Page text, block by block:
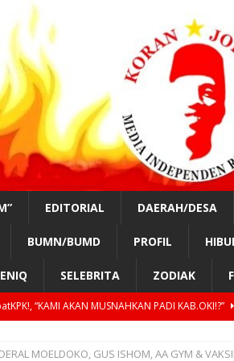
EDITORIAL DAERAH/DESA
BUMN/BUMD PROFIL
SELEBRITA ZODIAK
#SahabatKPK!,” OPUNG BADAK AKAN
MOELDOKO, GUS ISHOM, AA GYM &